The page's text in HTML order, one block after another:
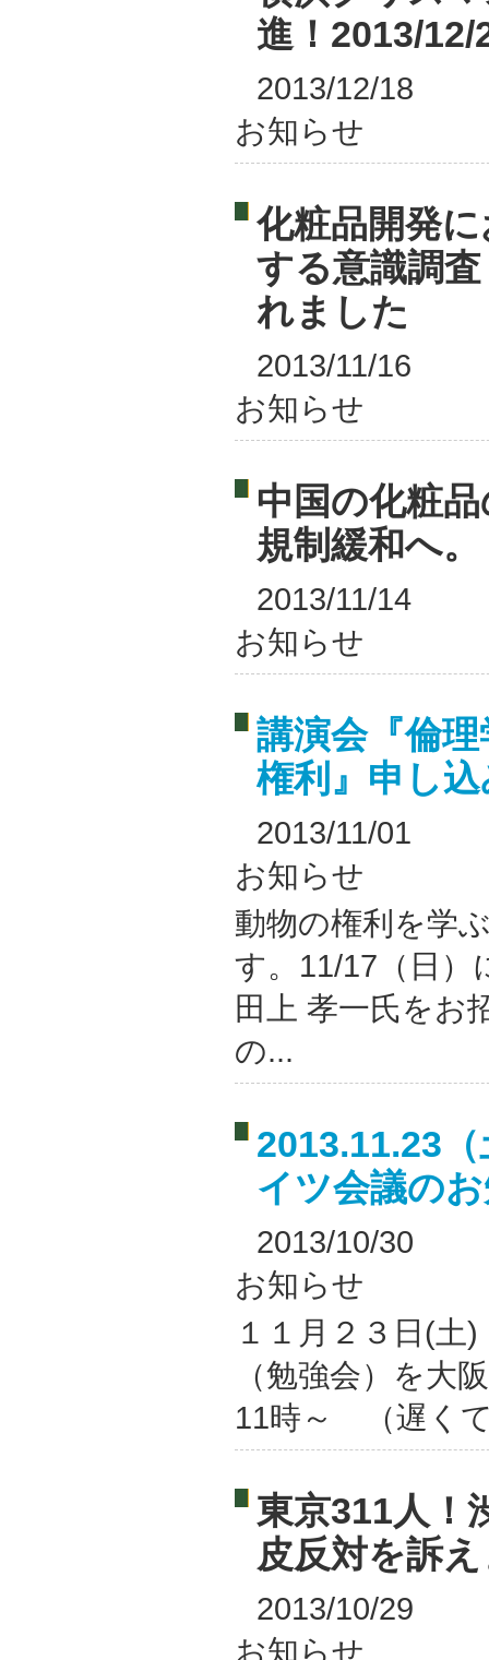
進！2013/12/
2013/12/18
お知らせ
化粧品開発
する意識調
れました
2013/11/16
お知らせ
中国の化粧
規制緩和へ。
2013/11/14
お知らせ
講演会『倫
権利』申し
2013/11/01
お知らせ
動物の権利を学
す。11/17（日）
田上 孝一氏をお
の...
2013.11.23
イツ会議の
2013/10/30
お知らせ
１１月２３日(土
（勉強会）を大
11時～ （遅く
東京311人！
皮反対を訴
2013/10/29
お知らせ